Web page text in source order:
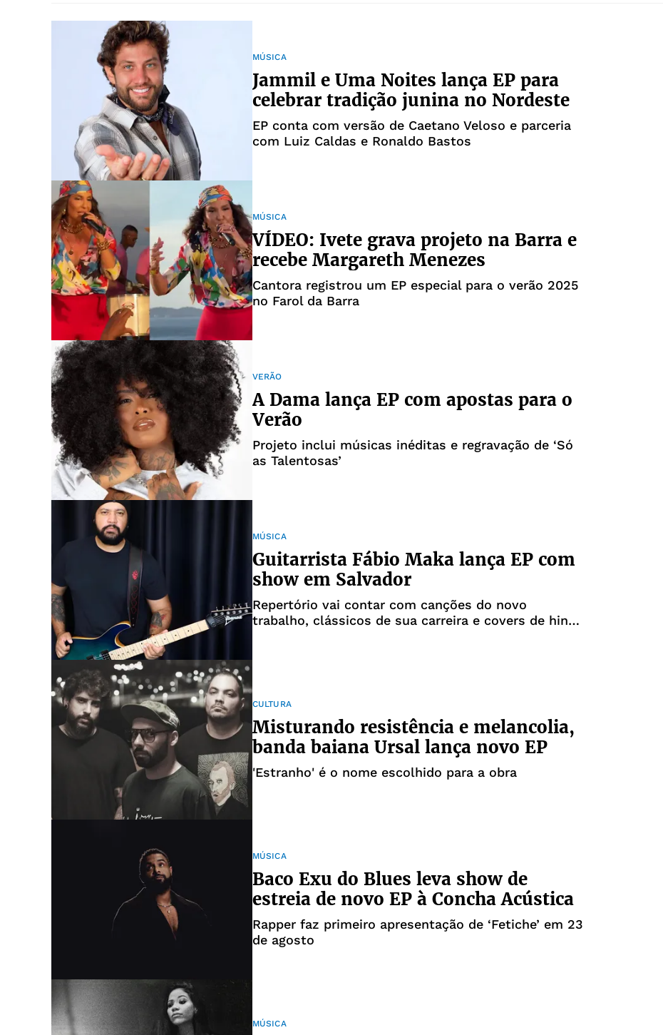
MÚSICA
Jammil e Uma Noites lança EP para
celebrar tradição junina no Nordeste
EP conta com versão de Caetano Veloso e parceria
com Luiz Caldas e Ronaldo Bastos
MÚSICA
VÍDEO: Ivete grava projeto na Barra e
recebe Margareth Menezes
Cantora registrou um EP especial para o verão 2025
no Farol da Barra
VERÃO
A Dama lança EP com apostas para o
Verão
Projeto inclui músicas inéditas e regravação de ‘Só
as Talentosas’
MÚSICA
Guitarrista Fábio Maka lança EP com
show em Salvador
Repertório vai contar com canções do novo
trabalho, clássicos de sua carreira e covers de hinos
CULTURA
Misturando resistência e melancolia,
banda baiana Ursal lança novo EP
'Estranho' é o nome escolhido para a obra
MÚSICA
Baco Exu do Blues leva show de
estreia de novo EP à Concha Acústica
Rapper faz primeiro apresentação de ‘Fetiche’ em 23
de agosto
MÚSICA